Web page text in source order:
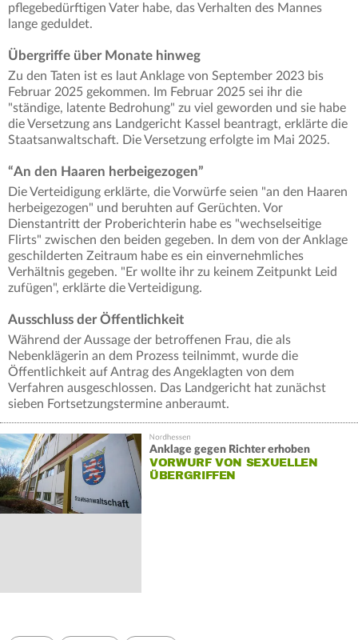
pflegebedürftigen Vater habe, das Verhalten des Mannes
lange geduldet.
Übergriffe über Monate hinweg
Zu den Taten ist es laut Anklage von September 2023 bis
Februar 2025 gekommen. Im Februar 2025 sei ihr die
"ständige, latente Bedrohung" zu viel geworden und sie habe
die Versetzung ans Landgericht Kassel beantragt, erklärte die
Staatsanwaltschaft. Die Versetzung erfolgte im Mai 2025.
“An den Haaren herbeigezogen”
Die Verteidigung erklärte, die Vorwürfe seien "an den Haaren
herbeigezogen" und beruhten auf Gerüchten. Vor
Dienstantritt der Proberichterin habe es "wechselseitige
Flirts" zwischen den beiden gegeben. In dem von der Anklage
geschilderten Zeitraum habe es ein einvernehmliches
Verhältnis gegeben. "Er wollte ihr zu keinem Zeitpunkt Leid
zufügen", erklärte die Verteidigung.
Ausschluss der Öffentlichkeit
Während der Aussage der betroffenen Frau, die als
Nebenklägerin an dem Prozess teilnimmt, wurde die
Öffentlichkeit auf Antrag des Angeklagten von dem
Verfahren ausgeschlossen. Das Landgericht hat zunächst
sieben Fortsetzungstermine anberaumt.
Anklage gegen Richter erhoben
VORWURF VON SEXUELLEN
ÜBERGRIFFEN